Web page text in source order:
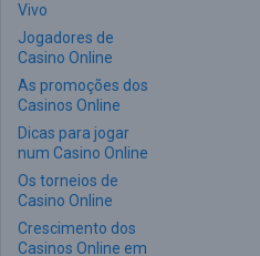
Vivo
Jogadores de
Casino Online
As promoções dos
Casinos Online
Dicas para jogar
num Casino Online
Os torneios de
Casino Online
Crescimento dos
Casinos Online em